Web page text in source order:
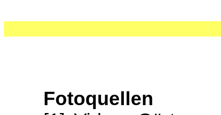
Fotoquellen